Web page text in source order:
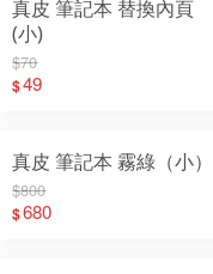
真皮 筆記本 替換內頁
(小)
$70
$49
真皮 筆記本 霧綠（小）
$800
$680